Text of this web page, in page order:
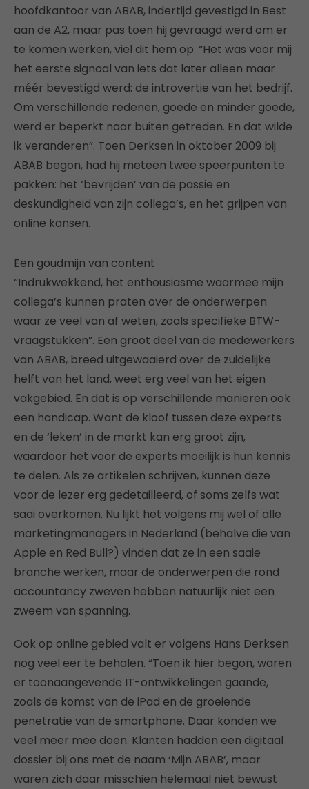
hoofdkantoor van ABAB, indertijd gevestigd in Best
aan de A2, maar pas toen hij gevraagd werd om er
te komen werken, viel dit hem op. “Het was voor mij
het eerste signaal van iets dat later alleen maar
méér bevestigd werd: de introvertie van het bedrijf.
Om verschillende redenen, goede en minder goede,
werd er beperkt naar buiten getreden. En dat wilde
ik veranderen”. Toen Derksen in oktober 2009 bij
ABAB begon, had hij meteen twee speerpunten te
pakken: het ‘bevrijden’ van de passie en
deskundigheid van zijn collega’s, en het grijpen van
online kansen.
Een goudmijn van content
“Indrukwekkend, het enthousiasme waarmee mijn
collega’s kunnen praten over de onderwerpen
waar ze veel van af weten, zoals specifieke BTW-
vraagstukken”. Een groot deel van de medewerkers
van ABAB, breed uitgewaaierd over de zuidelijke
helft van het land, weet erg veel van het eigen
vakgebied. En dat is op verschillende manieren ook
een handicap. Want de kloof tussen deze experts
en de ‘leken’ in de markt kan erg groot zijn,
waardoor het voor de experts moeilijk is hun kennis
te delen. Als ze artikelen schrijven, kunnen deze
voor de lezer erg gedetailleerd, of soms zelfs wat
saai overkomen. Nu lijkt het volgens mij wel of alle
marketingmanagers in Nederland (behalve die van
Apple en Red Bull?) vinden dat ze in een saaie
branche werken, maar de onderwerpen die rond
accountancy zweven hebben natuurlijk niet een
zweem van spanning.
Ook op online gebied valt er volgens Hans Derksen
nog veel eer te behalen. “Toen ik hier begon, waren
er toonaangevende IT-ontwikkelingen gaande,
zoals de komst van de iPad en de groeiende
penetratie van de smartphone. Daar konden we
veel meer mee doen. Klanten hadden een digitaal
dossier bij ons met de naam ‘Mijn ABAB’, maar
waren zich daar misschien helemaal niet bewust